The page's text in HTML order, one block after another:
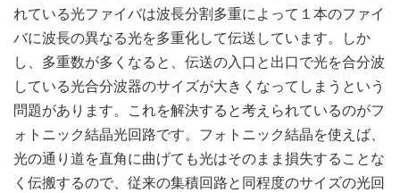
れている光ファイバは波長分割多重によって１本のファイ
バに波長の異なる光を多重化して伝送しています。しか
し、多重数が多くなると、伝送の入口と出口で光を合分波
している光合分波器のサイズが大きくなってしまうという
問題があります。これを解決すると考えられているのがフ
ォトニック結晶光回路です。フォトニック結晶を使えば、
光の通り道を直角に曲げても光はそのまま損失することな
く伝搬するので、従来の集積回路と同程度のサイズの光回